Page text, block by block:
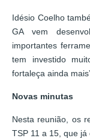
Idésio Coelho
GA vem
importantes
tem investido
fortaleça ainda
Novas minutas
Nesta reunião, os
TSP 11 a 15, que já